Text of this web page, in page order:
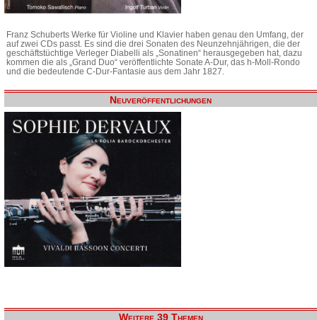
Franz Schuberts Werke für Violine und Klavier haben genau den Umfang, der
auf zwei CDs passt. Es sind die drei Sonaten des Neunzehnjährigen, die der
geschäftstüchtige Verleger Diabelli als „Sonatinen“ herausgegeben hat, dazu
kommen die als „Grand Duo“ veröffentlichte Sonate A-Dur, das h-Moll-Rondo
und die bedeutende C-Dur-Fantasie aus dem Jahr 1827.
Neuveröffentlichungen
Weitere 39 Themen